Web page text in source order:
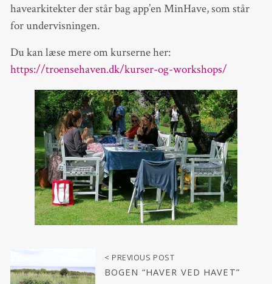
havearkitekter der står bag app’en MinHave, som står
for undervisningen.
Du kan læse mere om kurserne her:
https://troensehaven.dk/kurser-og-workshops/
< PREVIOUS POST
BOGEN “HAVER VED HAVET”